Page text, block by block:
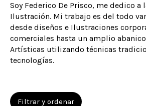
Soy Federico De Prisco, me dedico a
Ilustración. Mi trabajo es del todo
desde diseños e Ilustraciones
comerciales hasta un amplio
Artísticas utilizando técnicas
tecnologías.
Filtrar y ordenar